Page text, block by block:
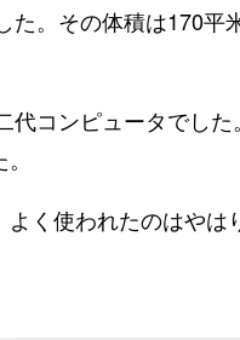
。その体積は170
コンピュータでした。
く使われたのはやは